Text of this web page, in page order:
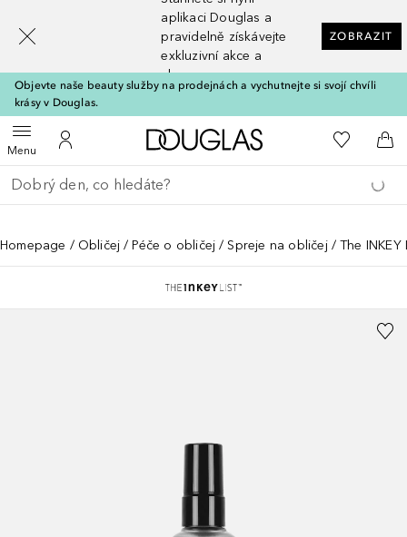
aplikaci Douglas a
pravidelně získávejte
exkluzivní akce a
slevy
ZOBRAZIT
Objevte naše beauty služby na prodejnách a vychutnejte si svojí chvíli
krásy v Douglas.
MenuOtevřít menuK mému účtu
Domů K mému
Do
Vraťte se
Proveďte vyhledávání
Homepage Obličej Péče o obličej Spreje na obličej The
[navigation.slideout.screenreader]